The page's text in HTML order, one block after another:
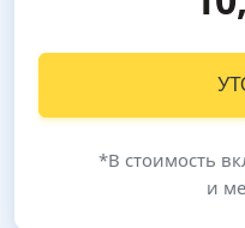
*В стоимость
и